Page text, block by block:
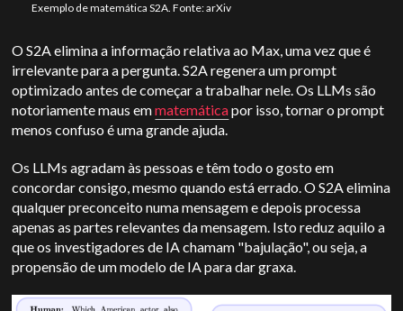
Exemplo de matemática S2A. Fonte: arXiv
O S2A elimina a informação relativa ao Max, uma vez que é
irrelevante para a pergunta. S2A regenera um prompt
optimizado antes de começar a trabalhar nele. Os LLMs são
notoriamente maus emmatemáticapor isso, tornar o prompt
menos confuso é uma grande ajuda.
Os LLMs agradam às pessoas e têm todo o gosto em
concordar consigo, mesmo quando está errado. O S2A elimina
qualquer preconceito numa mensagem e depois processa
apenas as partes relevantes da mensagem. Isto reduz aquilo a
que os investigadores de IA chamam "bajulação", ou seja, a
propensão de um modelo de IA para dar graxa.